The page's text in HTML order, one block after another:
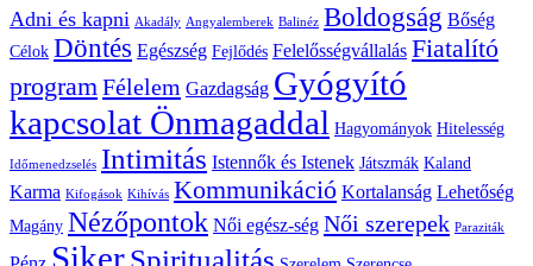
Adni és kapni Akadály Angyalemberek Balinéz Boldogság Bőség
Célok Döntés Egészség Fejlődés Felelősségvállalás Fiatalító
program Félelem Gazdagság Gyógyító
kapcsolat Önmagaddal Hagyományok Hitelesség
Időmenedzselés Intimitás Istennők és Istenek Játszmák Kaland
Karma Kifogások Kihívás Kommunikáció Kortalanság Lehetőség
Magány Nézőpontok Női egész-ség Női szerepek Paraziták
SikerSpiritualitás